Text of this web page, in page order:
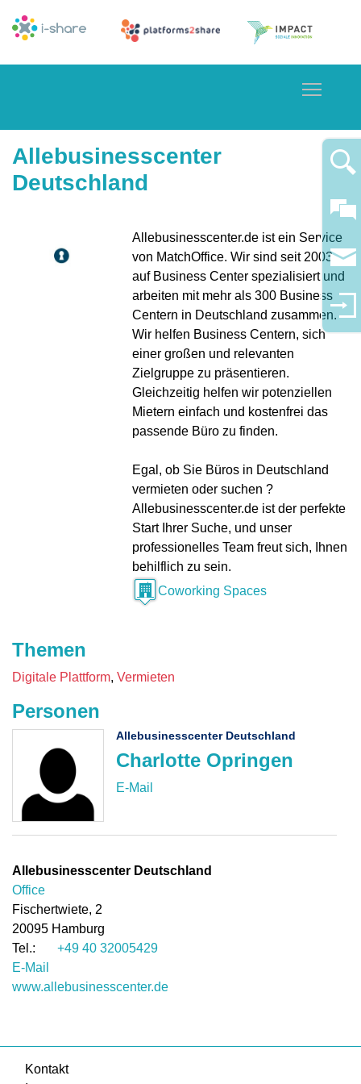
Allebusinesscenter
Deutschland
Allebusinesscenter.de ist ein Service
von MatchOffice. Wir sind seit 2003
auf Business Center spezialisiert und
arbeiten mit mehr als 300 Business
Centern in Deutschland zusammen.
Wir helfen Business Centern, sich
einer großen und relevanten
Zielgruppe zu präsentieren.
Gleichzeitig helfen wir potenziellen
Mietern einfach und kostenfrei das
passende Büro zu finden.
Egal, ob Sie Büros in Deutschland
vermieten oder suchen ?
Allebusinesscenter.de ist der perfekte
Start Ihrer Suche, und unser
professionelles Team freut sich, Ihnen
behilflich zu sein.
Coworking Spaces
Themen
Digitale Plattform Vermieten
Personen
Charlotte Opringen
Allebusinesscenter Deutschland
Allebusinesscenter Deutschland
Office
Fischertwiete, 2
20095 Hamburg
+49 40 32005429
E-Mail
www.allebusinesscenter.de
Kontakt